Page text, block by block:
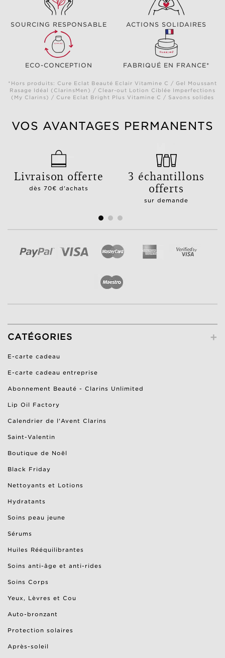
SOURCING RESPONSABLE ACTIONS SOLIDAIRES
ECO-CONCEPTION FABRIQUÉ EN FRANCE*
*Hors produits: Cure Eclat Beauté Eclair Vitamine C / Gel Moussant
Rasage Idéal (ClarinsMen) / Clear-out Lotion Ciblée Imperfections
(My Clarins) / Cure Eclat Bright Plus Vitamine C / Savons solides
VOS AVANTAGES PERMANENTS
Livraison offerte
dès 70€ d'achats
3 échantillons
offerts
sur demande
+
CATÉGORIES
E-carte cadeau
E-carte cadeau entreprise
Abonnement Beauté - Clarins Unlimited
Lip Oil Factory
Calendrier de l'Avent Clarins
Saint-Valentin
Boutique de Noël
Black Friday
Nettoyants et Lotions
Hydratants
Soins peau jeune
Sérums
Huiles Rééquilibrantes
Soins anti-âge et anti-rides
Soins Corps
Yeux, Lèvres et Cou
Auto-bronzant
Protection solaires
Après-soleil